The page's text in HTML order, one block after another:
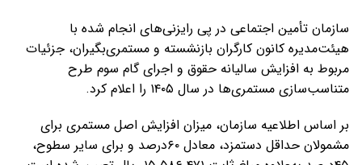
سازمان تأمین اجتماعی در پی رایزنی‌های انجام شده با
هیئت‌مدیره کانون کارگران بازنشسته و مستمری‌بگیران، جزئیات
مربوط به افزایش سالیانه حقوق و اجرای گام سوم طرح
متناسب‌سازی مستمری‌ها در سال ۱۴۰۵ را اعلام کرد.
بر اساس اطلاعیه سازمان، میزان افزایش اصل مستمری برای
مشمولان حداقل دستمزد، معادل ۶۰درصد و برای سایر سطوح،